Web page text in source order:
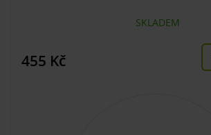
SKLADEM
455 Kč